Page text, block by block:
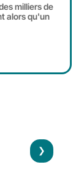
milliers de
alors qu'un